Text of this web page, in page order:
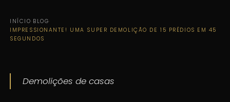
INÍCIO·BLOG·
IMPRESSIONANTE! UMA SUPER DEMOLIÇÃO DE 15 PRÉDIOS EM 45
SEGUNDOS
Demolições de casas